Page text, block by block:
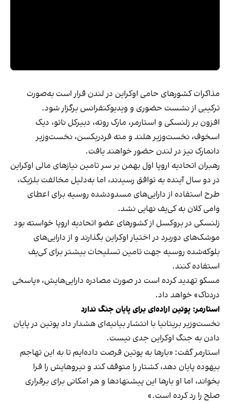
مذاکرات کشورهای حامی اوکراین در لندن قرار است به‌صورت
ترکیبی از نشست حضوری و ویدیوکنفرانس برگزار شود.
افزون بر زلنسکی و استارمر، مارک روته، دبیرکل ناتو، دیک
اسخوف، نخست‌وزیر هلند و مته فردریکسن، نخست‌وزیر
دانمارک نیز در لندن حضور خواهند یافت.
رهبران اتحادیه اروپا اول بهمن بر سر تامین نیازهای مالی اوکراین
در دو سال آینده به توافق رسیدند، اما به‌دلیل مخالفت بلژیک،
طرح استفاده از دارایی‌های مسدودشده روسیه برای اعطای
وامی کلان به کی‌یف نهایی نشد.
زلنسکی در بروکسل از کشورهای عضو اتحادیه اروپا خواسته بود
موشک‌های دوربرد در اختیار اوکراین بگذارند و از دارایی‌های
بلوکه‌شده روسیه جهت تامین تسلیحات بیشتر برای کی‌یف
استفاده کنند.
مسکو تهدید کرده است در صورت مصادره دارایی‌هایش، «پاسخی
دردناک» خواهد داد.
استارمر: پوتین اراده‌ای برای پایان جنگ ندارد
نخست‌وزیر بریتانیا با انتشار بیانیه‌ای هشدار داد پوتین در پایان
دادن به جنگ اوکراین جدی نیست.
استارمر گفت: «بارها به پوتین فرصت داده‌ایم تا به این تهاجم
بیهوده پایان دهد، کشتار را متوقف کند و نیروهایش را فرا
بخواند، اما او بارها این پیشنهادها و هر امکانی برای برقراری
صلح را رد کرده است.»